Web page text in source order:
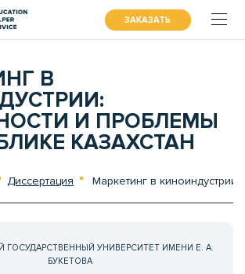
ЗАКАЗАТЬ
В
И ПРОБЛЕМЫ
КАЗАХСТАН
Диссертация Маркетинг в
ГОСУДАРСТВЕННЫЙ УНИВЕРСИТЕТ ИМЕНИ Е. А.
БУКЕТОВА